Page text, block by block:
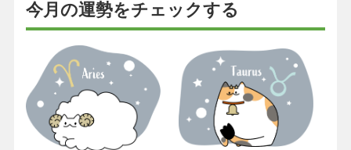
今月の運勢をチェックする